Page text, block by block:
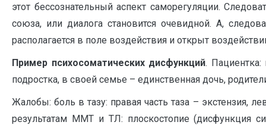
этот бессознательный аспект саморегуляции.
союза, или диалога становится очевидной. А,
располагается в поле воздействия и открыт
Пример психосоматических дисфункций. Пациентка:
подростка, в своей семье – единственная дочь,
Жалобы: боль в тазу: правая часть таза – экстензия,
результатам ММТ и ТЛ: плоскостопие (дисфункция